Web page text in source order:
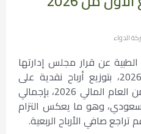
الدواء
عن قرار مجلس إدارتها
الصادر يوم السبت 6 يونيو 2026، بتوزيع أرباح نقدية على
المساهمين عن الربع الأول من العام المالي 2026، بإجمالي
ريال سعودي، وهو ما يعكس التزام
تراجع صافي الأرباح الربعية.